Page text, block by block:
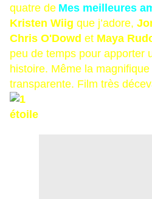
quatre de Mes meilleures
Kristen Wiig que j’adore,
Chris O'Dowd et Maya
peu de temps pour apporter
histoire. Même la magnifique
transparente. Film très